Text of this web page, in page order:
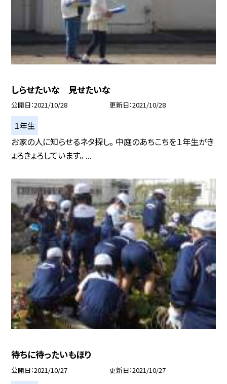
しらせたいな 見せたいな
公開日 2021/10/28 更新日 2021/10/28
１年生
お家の人に知らせるネタ探し。 中庭のあちこちを１年生がき
ょろきょろしています。 ...
待ちに待ったいもほり
公開日 2021/10/27 更新日 2021/10/27